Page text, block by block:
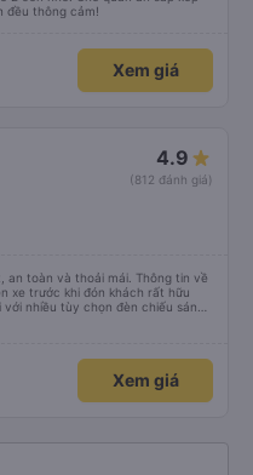
đều thông cảm!
Xem giá
4.9
(812 đánh giá)
an toàn và thoải mái. Thông tin về
xe trước khi đón khách rất hữu
nhiều tùy chọn đèn chiếu sáng
viên rất lịch sự và xe đến
Xem giá